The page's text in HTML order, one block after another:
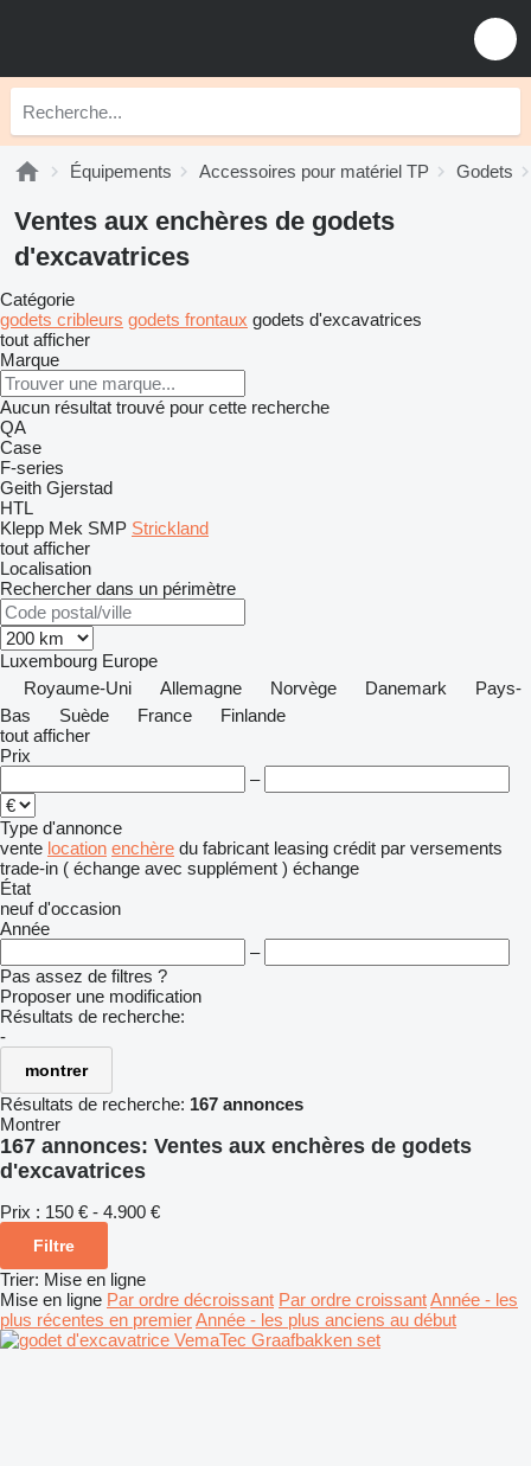
Équipements Accessoires pour matériel TP Godets
Ventes aux enchères de godets
d'excavatrices
Catégorie
godets cribleurs godets frontaux godets d'excavatrices
tout afficher
Marque
Aucun résultat trouvé pour cette recherche
QA
Case
F-series
Geith Gjerstad
HTL
Klepp Mek SMP Strickland
tout afficher
Localisation
Rechercher dans un périmètre
Luxembourg Europe
Royaume-Uni
Allemagne Norvège Danemark
Pays-
Bas
Suède France
Finlande
tout afficher
Prix
–
Type d'annonce
vente location enchère du fabricant leasing crédit par versements
trade-in ( échange avec supplément ) échange
État
neuf d'occasion
Année
–
Pas assez de filtres ?
Proposer une modification
Résultats de recherche:
-
montrer
Résultats de recherche: 167 annonces
Montrer
167 annonces: Ventes aux enchères de godets
d'excavatrices
Prix : 150 € - 4.900 €
Filtre
Trier: Mise en ligne
Mise en ligne Par ordre décroissant Par ordre croissantAnnée - les
plus récentes en premierAnnée - les plus anciens au début